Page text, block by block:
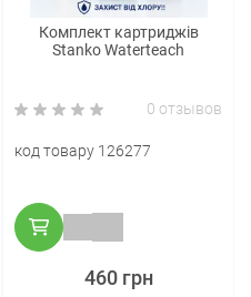
Комплект картриджів
Stanko Waterteach
0 отзывов
код товару 126277
460 грн